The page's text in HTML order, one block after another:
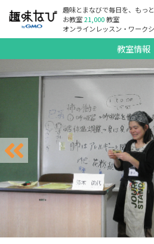
趣味とまなびで毎日を、もっ
お教室21,000教室
オンラインレッスン・ワーク
教室情報